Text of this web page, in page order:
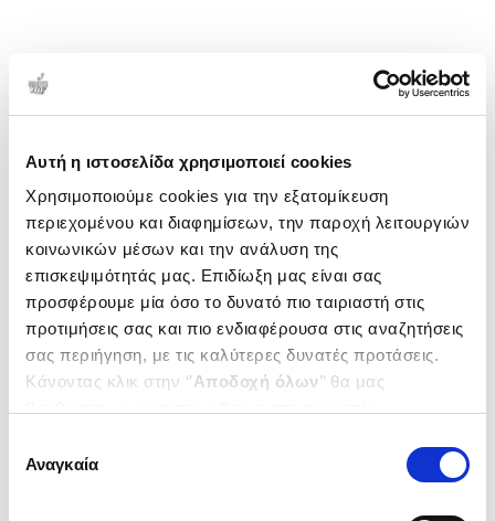
Αυτή η ιστοσελίδα χρησιμοποιεί cookies
Χρησιμοποιούμε cookies για την εξατομίκευση
περιεχομένου και διαφημίσεων, την παροχή λειτουργιών
κοινωνικών μέσων και την ανάλυση της
επισκεψιμότητάς μας. Επιδίωξη μας είναι σας
προσφέρουμε μία όσο το δυνατό πιο ταιριαστή στις
προτιμήσεις σας και πιο ενδιαφέρουσα στις αναζητήσεις
σας περιήγηση, με τις καλύτερες δυνατές προτάσεις.
Κάνοντας κλικ στην ‘’Αποδοχή όλων’’ θα μας
ενδιαφέρουν και να επιλέξετε από τα παρακάτω με την
΄΄και να ενημερωθείτε σχετικά με
συγκατάθεσης
Αναγκαία